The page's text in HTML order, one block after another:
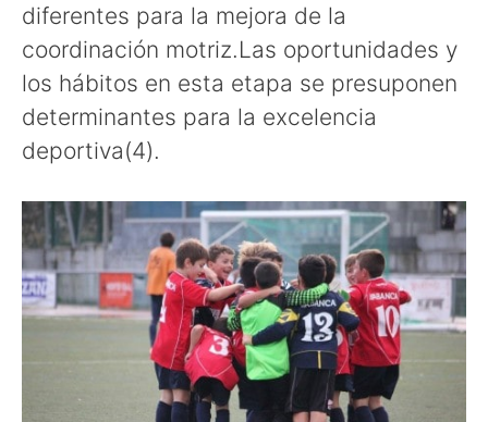
diferentes para la mejora de la
coordinación motriz.Las oportunidades y
los hábitos en esta etapa se presuponen
determinantes para la excelencia
deportiva(4).